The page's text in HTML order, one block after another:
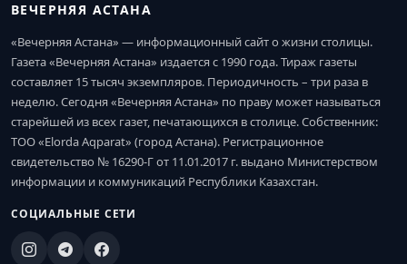
ВЕЧЕРНЯЯ АСТАНА
«Вечерняя Астана» — информационный сайт о жизни столицы.
Газета «Вечерняя Астана» издается с 1990 года. Тираж газеты
составляет 15 тысяч экземпляров. Периодичность – три раза в
неделю. Сегодня «Вечерняя Астана» по праву может называться
старейшей из всех газет, печатающихся в столице. Собственник:
ТОО «Elorda Aqparat» (город Астана). Регистрационное
свидетельство № 16290-Г от 11.01.2017 г. выдано Министерством
информации и коммуникаций Республики Казахстан.
СОЦИАЛЬНЫЕ СЕТИ